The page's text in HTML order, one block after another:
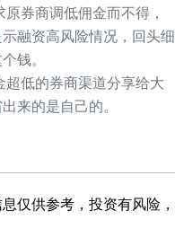
券商调低佣金而不得，
融资高风险情况，回头细
钱。
低的券商渠道分享给大
来的是自己的。
仅供参考，投资有风险，